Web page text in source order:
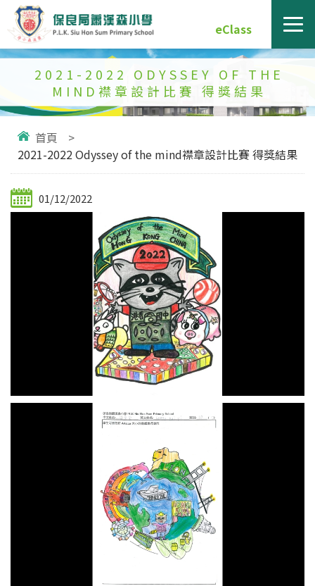
eClass
2021-2022 ODYSSEY OF THE
MIND襟章設計比賽 得獎結果
首頁
>
2021-2022 Odyssey of the mind襟章設計比賽 得獎結果
01/12/2022